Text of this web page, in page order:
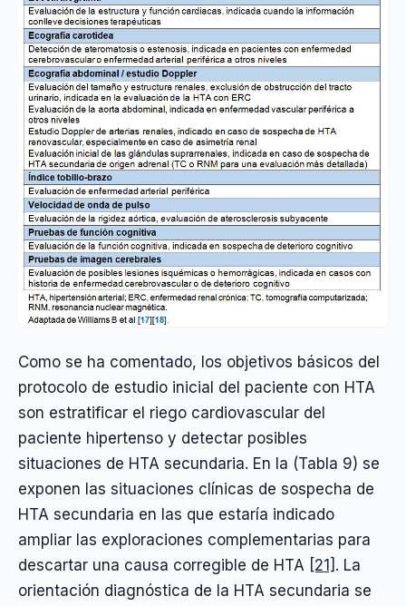
Como se ha comentado, los objetivos básicos del
protocolo de estudio inicial del paciente con HTA
son estratificar el riego cardiovascular del
paciente hipertenso y detectar posibles
situaciones de HTA secundaria. En la (Tabla 9) se
exponen las situaciones clínicas de sospecha de
HTA secundaria en las que estaría indicado
ampliar las exploraciones complementarias para
descartar una causa corregible de HTA [21] . La
orientación diagnóstica de la HTA secundaria se